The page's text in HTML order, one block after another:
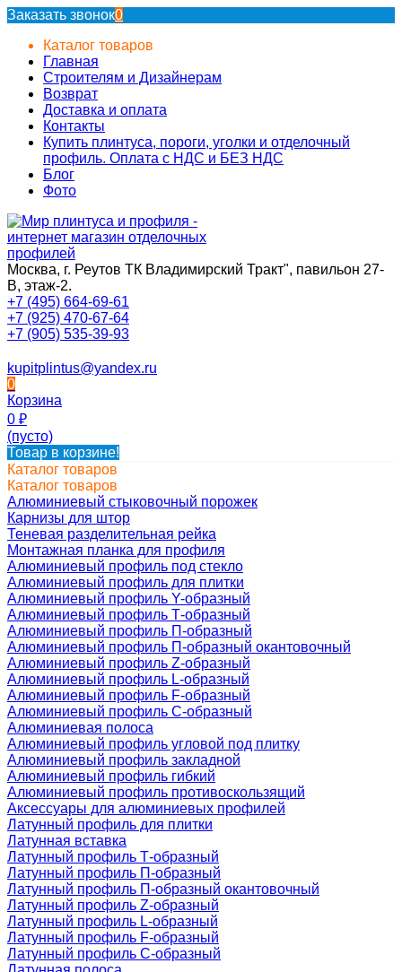
Заказать звонок0
Каталог товаров
Главная
Строителям и Дизайнерам
Возврат
Доставка и оплата
Контакты
Купить плинтуса, пороги, уголки и отделочный
профиль. Оплата с НДС и БЕЗ НДС
Блог
Фото
Москва, г. Реутов ТК Владимирский Тракт", павильон 27-
В, этаж-2.
+7 (495) 664-69-61
+7 (925) 470-67-64
+7 (905) 535-39-93
kupitplintus@yandex.ru
0
Корзина
0 ₽
(пусто)
Товар в корзине!
Каталог товаров
Каталог товаров
Алюминиевый стыковочный порожек
Карнизы для штор
Теневая разделительная рейка
Монтажная планка для профиля
Алюминиевый профиль под стекло
Алюминиевый профиль для плитки
Алюминиевый профиль Y-образный
Алюминиевый профиль Т-образный
Алюминиевый профиль П-образный
Алюминиевый профиль П-образный окантовочный
Алюминиевый профиль Z-образный
Алюминиевый профиль L-образный
Алюминиевый профиль F-образный
Алюминиевый профиль C-образный
Алюминиевая полоса
Алюминиевый профиль угловой под плитку
Алюминиевый профиль закладной
Алюминиевый профиль гибкий
Алюминиевый профиль противоскользящий
Аксессуары для алюминиевых профилей
Латунный профиль для плитки
Латунная вставка
Латунный профиль Т-образный
Латунный профиль П-образный
Латунный профиль П-образный окантовочный
Латунный профиль Z-образный
Латунный профиль L-образный
Латунный профиль F-образный
Латунный профиль C-образный